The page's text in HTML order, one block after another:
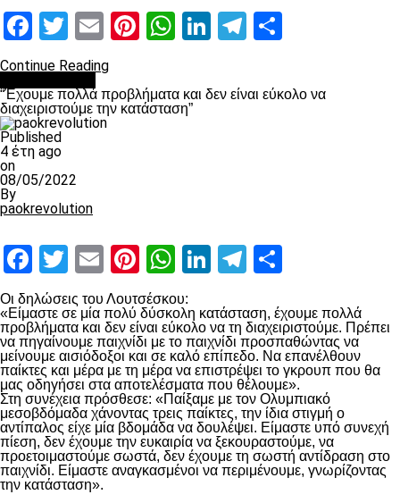
Facebook
Twitter
EmailPinterest
WhatsApp
LinkedIn
Telegram
Continue Reading
“Έχουμε πολλά προβλήματα και δεν είναι εύκολο να
διαχειριστούμε την κατάσταση”
Published
4 έτη ago
on
08/05/2022
By
paokrevolution
Facebook
Twitter
EmailPinterest
WhatsApp
LinkedIn
Telegram
Οι δηλώσεις του Λουτσέσκου:
«Είμαστε σε μία πολύ δύσκολη κατάσταση, έχουμε πολλά
προβλήματα και δεν είναι εύκολο να τη διαχειριστούμε. Πρέπει
να πηγαίνουμε παιχνίδι με το παιχνίδι προσπαθώντας να
μείνουμε αισιόδοξοι και σε καλό επίπεδο. Να επανέλθουν
παίκτες και μέρα με τη μέρα να επιστρέψει το γκρουπ που θα
μας οδηγήσει στα αποτελέσματα που θέλουμε».
Στη συνέχεια πρόσθεσε: «Παίξαμε με τον Ολυμπιακό
μεσοβδόμαδα χάνοντας τρεις παίκτες, την ίδια στιγμή ο
αντίπαλος είχε μία βδομάδα να δουλέψει. Είμαστε υπό συνεχή
πίεση, δεν έχουμε την ευκαιρία να ξεκουραστούμε, να
προετοιμαστούμε σωστά, δεν έχουμε τη σωστή αντίδραση στο
παιχνίδι. Είμαστε αναγκασμένοι να περιμένουμε, γνωρίζοντας
την κατάσταση».